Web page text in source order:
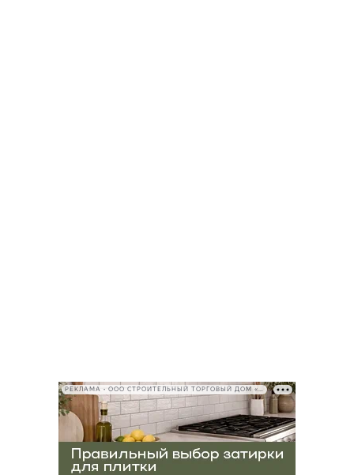
РЕКЛАМА • ООО СТРОИТЕЛЬНЫЙ ТОРГОВЫЙ ДОМ «ПЕТРОВИЧ», ИНН 7802348846